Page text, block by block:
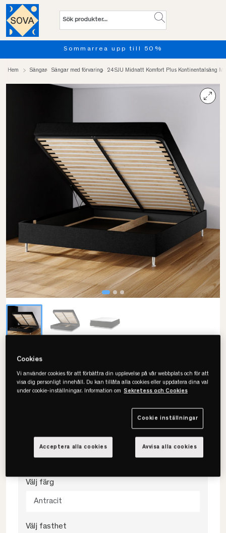
Provsov upp till 100
Hem Sängar Sängar med förvaring 24SJU Midnatt Komfort Plus Kontinentalsäng
24SJU
Midnatt Komfort Plus
Kontinentalsäng Med Förvaring
Välj färg
Antracit
Välj fasthet
Cookies
Vi använder cookies för att förbättra din upplevelse på vår webbplats och för att
visa dig personligt innehåll. Du kan tillåta alla cookies eller uppdatera dina val
under cookie-inställningar. Information om Sekretess och Cookies
Cookie inställningar
Avvisa alla cookies
Acceptera alla cookies